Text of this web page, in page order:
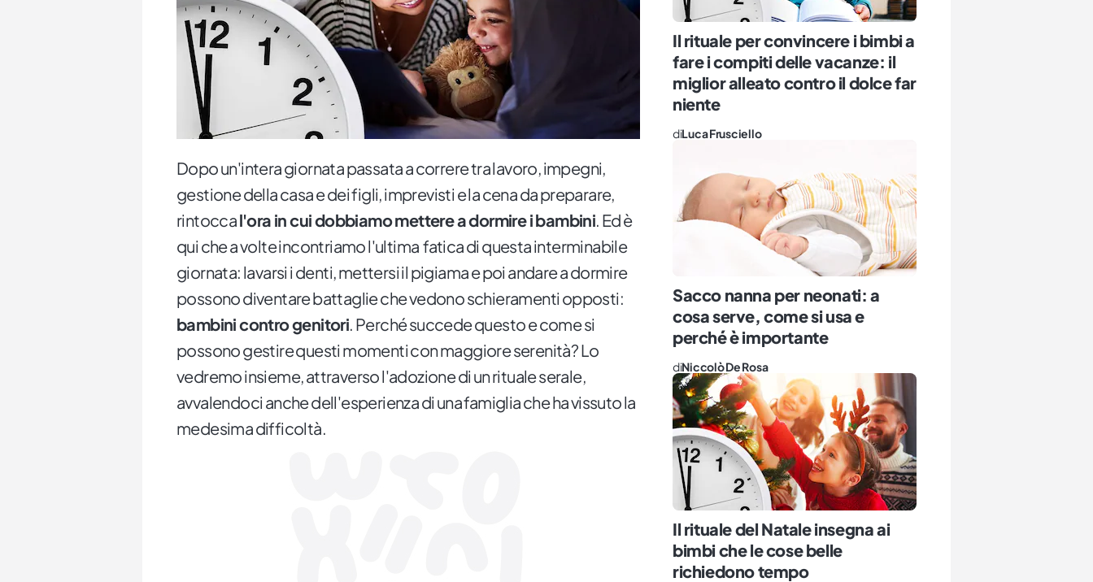
Dopo un'intera giornata passata a correre tra lavoro, impegni,
gestione della casa e dei figli, imprevisti e la cena da preparare,
rintoccal'ora in cui dobbiamo mettere a dormire i bambini. Ed è
qui che a volte incontriamo l'ultima fatica di questa interminabile
giornata: lavarsi i denti, mettersi il pigiama e poi andare a dormire
possono diventare battaglie che vedono schieramenti opposti:
bambini contro genitori. Perché succede questo e come si
possono gestire questi momenti con maggiore serenità? Lo
vedremo insieme, attraverso l'adozione di un rituale serale,
avvalendoci anche dell'esperienza di una famiglia che ha vissuto la
medesima difficoltà.
Il rituale per convincere i bimbi a
fare i compiti delle vacanze: il
miglior alleato contro il dolce far
niente
diLuca Frusciello
Sacco nanna per neonati: a
cosa serve, come si usa e
perché è importante
diNiccolò De Rosa
Il rituale del Natale insegna ai
bimbi che le cose belle
richiedono tempo